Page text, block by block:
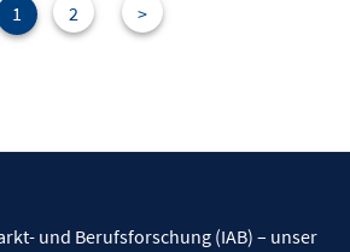
1 2 >
und Berufsforschung (IAB) – unser